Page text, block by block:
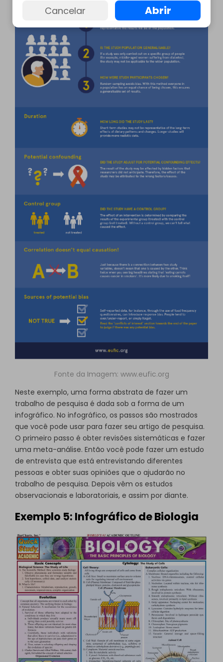
Fonte da Imagem: www.eufic.org
Neste exemplo, uma forma abstrata de fazer um
trabalho de pesquisa é dada sob a forma de um
infográfico. No infográfico, os passos são mostrados
que você pode usar para fazer seu artigo de pesquisa.
O primeiro passo é obter revisões sistemáticas e fazer
uma meta-análise. Então você pode fazer um estudo
de entrevista que está entrevistando diferentes
pessoas e obter suas opiniões que o ajudarão no
trabalho de pesquisa. Depois vêm os estudos
observacionais e laboratoriais, e assim por diante.
Exemplo 5: Infográfico de Biologia
Cancelar Abrir